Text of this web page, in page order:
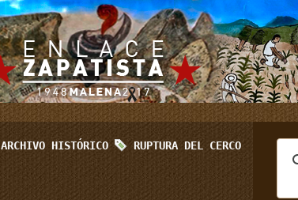
ARCHIVO HISTÓRICO RUPTURA DEL CERCO